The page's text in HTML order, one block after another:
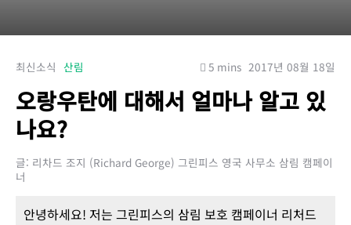
최신소식 산림 5 mins 2017년 08월 18일
오랑우탄에 대해서 얼마나 알고 있
나요?
글: 리차드 조지 (Richard George) 그린피스 영국 사무소 삼림 캠페이
너
안녕하세요! 저는 그린피스의 삼림 보호 캠페이너 리처드